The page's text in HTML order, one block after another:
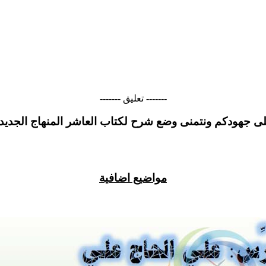
------- تعليق -------
جهودكم ونتمنى وضع شرح لكتاب العاشر المنهاج
مواضيع اضافية